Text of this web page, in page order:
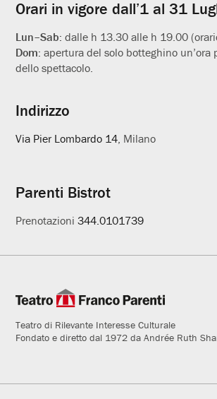
Orari in vigore dall’1 al 31
Lun–Sab:dalle h 13.30 alle h 19.00
Dom:apertura del solo botteghino un’ora
dello spettacolo.
Indirizzo
Via Pier Lombardo 14 , Milano
Parenti Bistrot
Prenotazioni344.0101739
Teatro di Rilevante Interesse Culturale
Fondato e diretto dal 1972 da Andrée Ruth